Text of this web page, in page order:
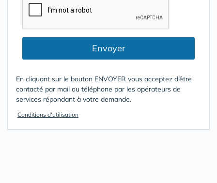
Envoyer
En cliquant sur le bouton ENVOYER vous acceptez d’être
contacté par mail ou téléphone par les opérateurs de
services répondant à votre demande.
Conditions d'utilisation